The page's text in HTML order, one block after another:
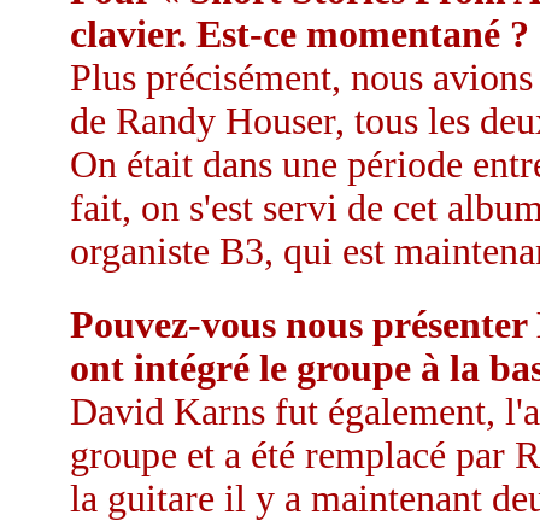
clavier. Est-ce momentané
Plus précisément, nous
de Randy Houser, tous les
On était dans une période
fait, on s'est servi de cet
organiste B3, qui est
Pouvez-vous nous
ont intégré le groupe à la
David Karns fut également,
groupe et a été remplacé par
la guitare il y a maintenant